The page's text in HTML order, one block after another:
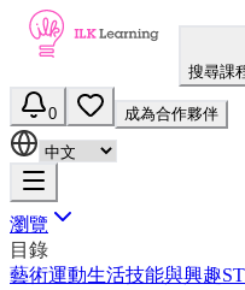
搜尋課
0 成為合作夥伴
瀏覽
目錄
藝術運動生活技能與興趣